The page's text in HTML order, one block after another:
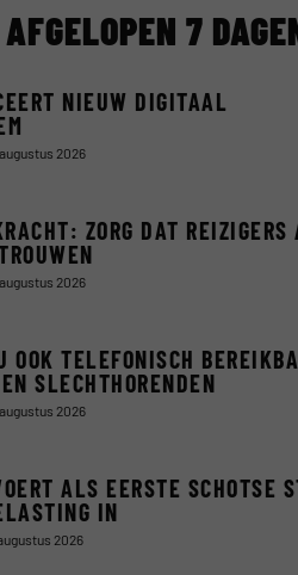
7
NIEUW DIGITAAL
2026
ZORG DAT REIZIGERS
2026
OOK TELEFONISCH
SLECHTHORENDEN
2026
ALS EERSTE SCHOTSE
IN
2026